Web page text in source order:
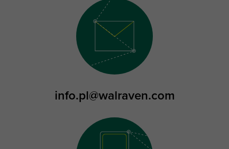
info.pl@walraven.com